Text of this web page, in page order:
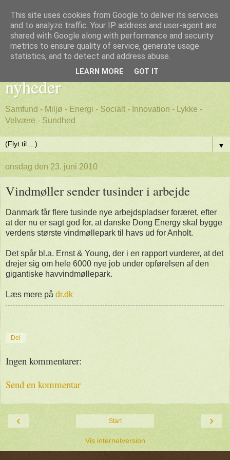
Godt nyt - positive, gode
nyheder
Samfund - Miljø - Energi - Socialt - Innovation - Lykke -
Velvære - Sundhed
▼
onsdag den 23. juni 2010
Vindmøller sender tusinder i arbejde
Danmark får flere tusinde nye arbejdspladser foræret, efter
at der nu er sagt god for, at danske Dong Energy skal bygge
verdens største vindmøllepark til havs ud for Anholt.
Det spår bl.a. Ernst & Young, der i en rapport vurderer, at det
drejer sig om hele 6000 nye job under opførelsen af den
gigantiske havvindmøllepark.
Læs mere på dr.dk
Del
Ingen kommentarer:
Send en kommentar
‹ ›
Start
Vis internetversion
This site uses cookies from Google to deliver its services
and to analyze traffic. Your IP address and user-agent are
shared with Google along with performance and security
metrics to ensure quality of service, generate usage
statistics, and to detect and address abuse.
LEARN MORE GOT IT